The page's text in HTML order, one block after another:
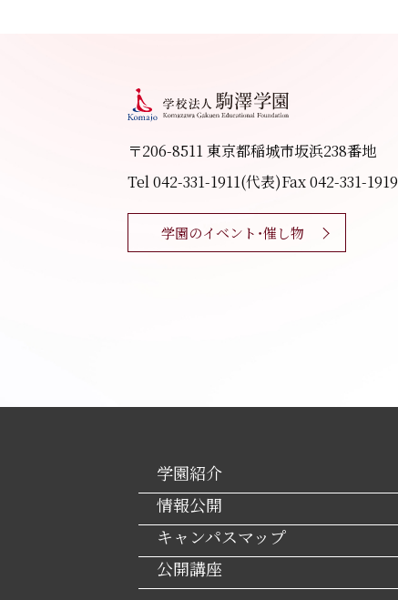
〒206-8511 東京都稲城市坂浜238番地
Tel 042-331-1911(代表)Fax 042-331-1919
学園のイベント・催し物
学園紹介
情報公開
キャンパスマップ
公開講座